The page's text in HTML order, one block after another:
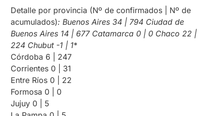
Detalle por provincia (Nº de confirmados | Nº de
acumulados): Buenos Aires 34 | 794 Ciudad de
Buenos Aires 14 | 677 Catamarca 0 | 0 Chaco 22 |
224 Chubut -1 | 1*
Córdoba 6 | 247
Corrientes 0 | 31
Entre Ríos 0 | 22
Formosa 0 | 0
Jujuy 0 | 5